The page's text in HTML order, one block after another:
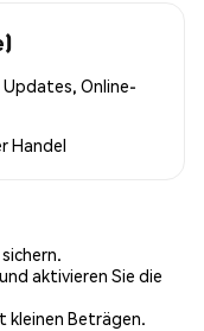
Online-
Handel
aktivieren Sie die
kleinen Beträgen.